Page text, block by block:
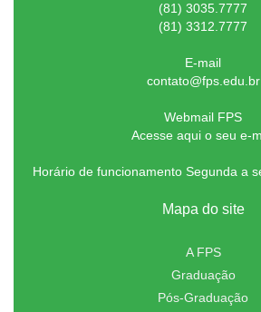
(81) 3035.7777
(81) 3312.7777
E-mail
contato@fps.edu.br
Webmail FPS
Acesse aqui o seu e-
Horário de funcionamento Segunda a
Mapa do site
A FPS
Graduação
Pós-Graduação